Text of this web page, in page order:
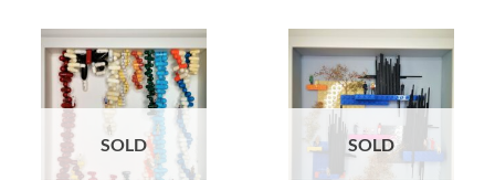
SOLD SOLD